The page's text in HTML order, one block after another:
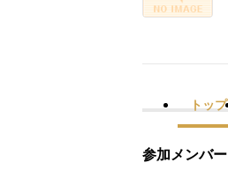
トップ
参加メンバー